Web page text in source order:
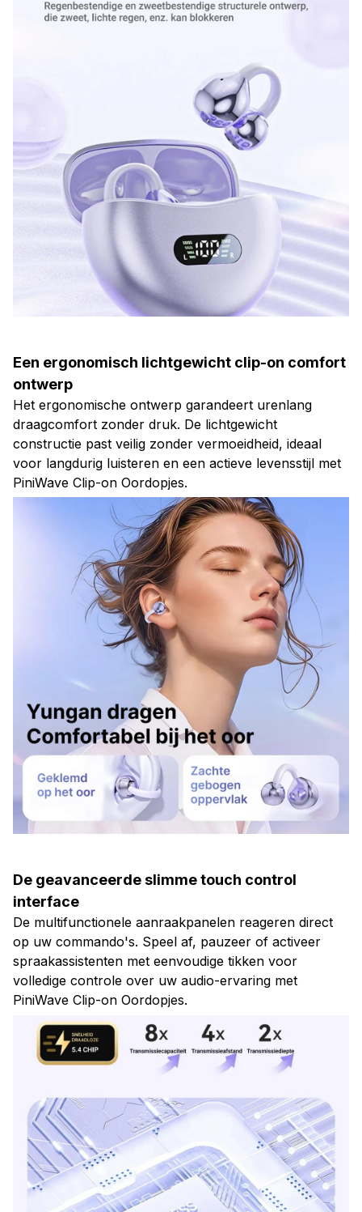
Een ergonomisch lichtgewicht clip-on comfort
ontwerp
Het ergonomische ontwerp garandeert urenlang
draagcomfort zonder druk. De lichtgewicht
constructie past veilig zonder vermoeidheid, ideaal
voor langdurig luisteren en een actieve levensstijl met
PiniWave Clip-on Oordopjes.
De geavanceerde slimme touch control
interface
De multifunctionele aanraakpanelen reageren direct
op uw commando's. Speel af, pauzeer of activeer
spraakassistenten met eenvoudige tikken voor
volledige controle over uw audio-ervaring met
PiniWave Clip-on Oordopjes.